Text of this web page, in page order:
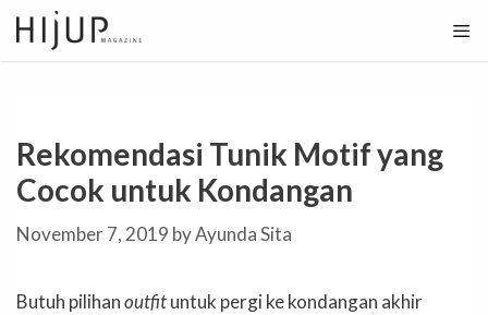
Skip
to
content
Rekomendasi Tunik Motif yang
Cocok untuk Kondangan
November 7, 2019 byAyunda Sita
Butuh pilihanoutfituntuk pergi ke kondangan akhir